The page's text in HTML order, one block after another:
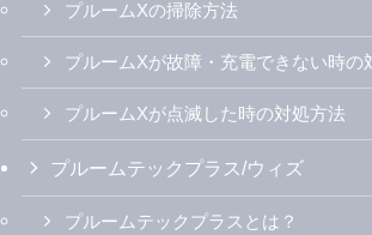
プルームXの掃除方法
プルームXが故障・充電できない時の
プルームXが点滅した時の対処方法
プルームテックプラス/ウィズ
プルームテックプラスとは？